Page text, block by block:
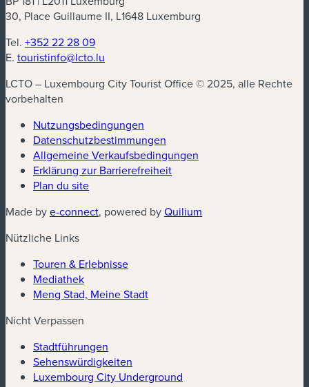
30, Place Guillaume II, L1648 Luxemburg
Tel. +352 22 28 09
E. touristinfo@lcto.lu
LCTO – Luxembourg City Tourist Office © 2025, alle Rechte
vorbehalten
Nutzungsbedingungen
Datenschutzbestimmungen
Allgemeine Verkaufsbedingungen
Erklärung zur Barrierefreiheit
Plan du site
Made bye-connect(neues Fenster)
, powered byQuilium
Nützliche Links
Touren & Erlebnisse
Mediathek
Meng Stad, Meine Stadt
Nicht Verpassen
Stadtführungen
Sehenswürdigkeiten
Luxembourg City Underground